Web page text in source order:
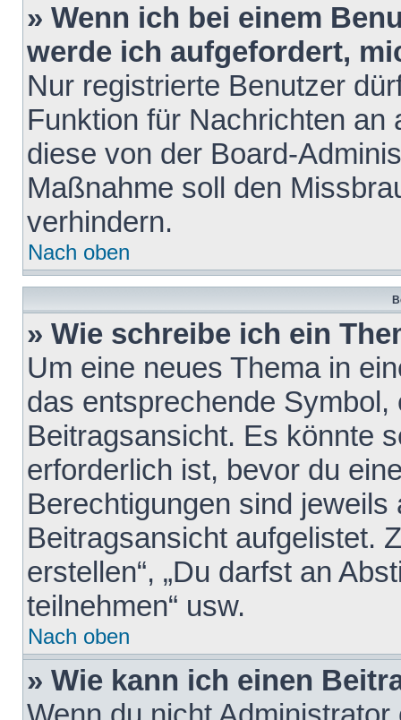
» Wenn ich bei einem
werde ich aufgefordert,
Nur registrierte Benutzer
Funktion für Nachrichten
diese von der Board-
Maßnahme soll den
verhindern.
Nach oben
» Wie schreibe ich ein
Um eine neues Thema in
das entsprechende
Beitragsansicht. Es könnte
erforderlich ist, bevor du
Berechtigungen sind
Beitragsansicht aufgelistet.
erstellen“, „Du darfst an
teilnehmen“ usw.
Nach oben
» Wie kann ich einen